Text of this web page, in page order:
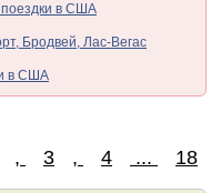
поездки в США
Бродвей, Лас-Вегас
в США
, 3 , 4 ... 18